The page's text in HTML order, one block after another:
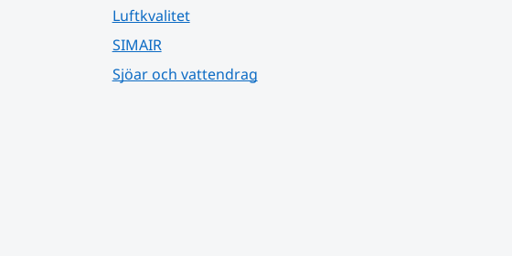
Luftkvalitet
SIMAIR
Sjöar och vattendrag